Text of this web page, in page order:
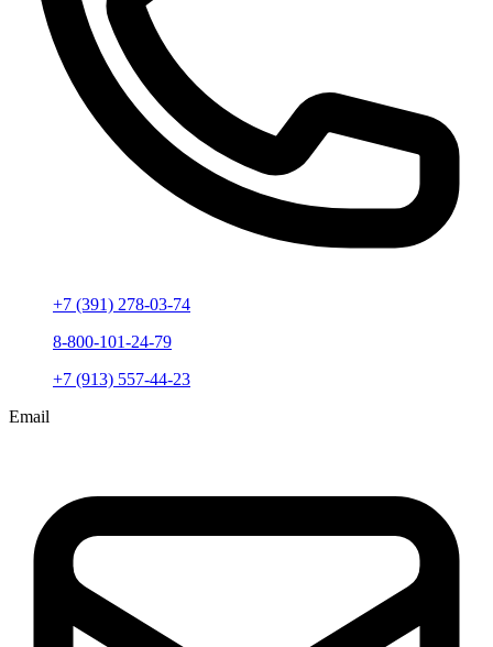
+7 (391) 278-03-74
8-800-101-24-79
+7 (913) 557-44-23
Email